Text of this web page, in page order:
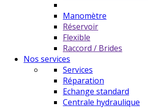
Manomètre
Réservoir
Flexible
Raccord / Brides
Nos services
Services
Réparation
Echange standard
Centrale hydraulique